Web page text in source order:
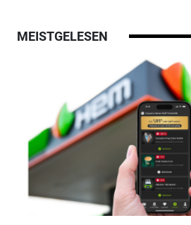
MEISTGELESEN